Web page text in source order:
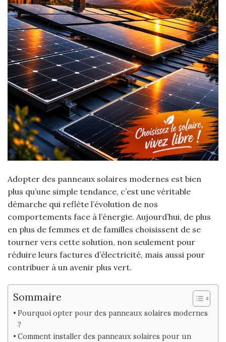
Adopter des panneaux solaires modernes est bien
plus qu’une simple tendance, c’est une véritable
démarche qui reflète l’évolution de nos
comportements face à l’énergie. Aujourd’hui, de plus
en plus de femmes et de familles choisissent de se
tourner vers cette solution, non seulement pour
réduire leurs factures d’électricité, mais aussi pour
contribuer à un avenir plus vert.
Sommaire
Pourquoi opter pour des panneaux solaires modernes
?
Comment installer des panneaux solaires pour un